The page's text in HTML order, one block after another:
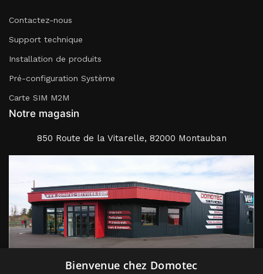
Contactez-nous
Support technique
Installation de produits
Pré-configuration Système
Carte SIM M2M
Notre magasin
850 Route de la Vitarelle, 82000 Montauban
Suivez nous
Bienvenue chez Domotec